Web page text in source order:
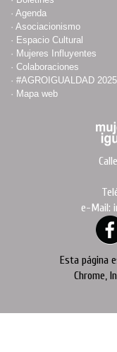
· Agenda
· Asociacionismo
· Espacio Cultural
· Mujeres Influyentes
· Colaboraciones
· #AGROIGUALDAD 2025
· Mapa web
e-Mail:
Esta página
Chrome,